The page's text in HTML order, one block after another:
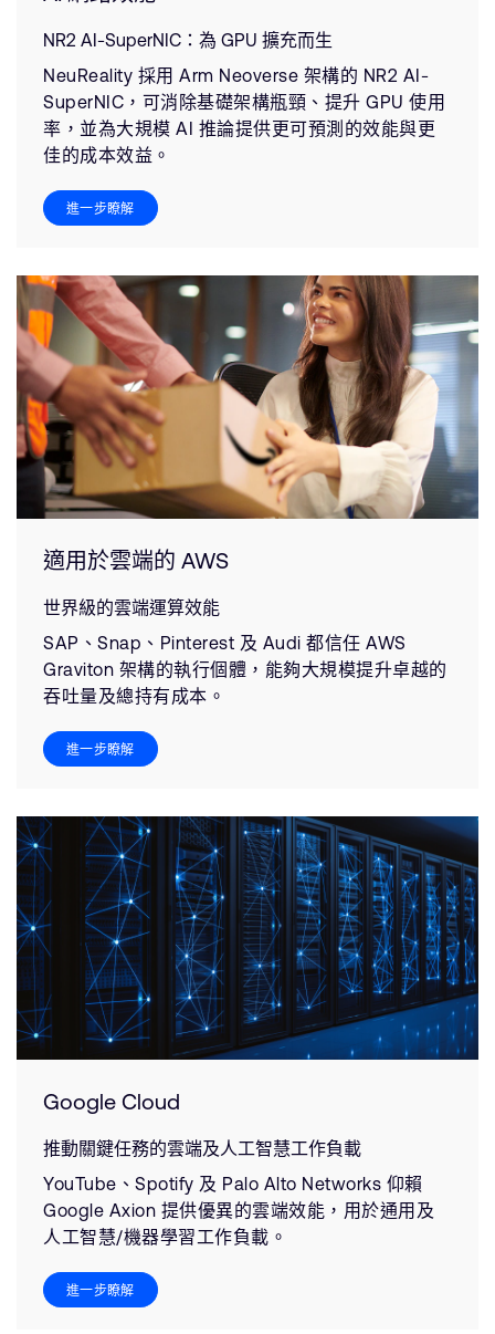
NR2 AI-SuperNIC：為 GPU 擴充而生
NeuReality 採用 Arm Neoverse 架構的 NR2 AI-
SuperNIC，可消除基礎架構瓶頸、提升 GPU 使用
率，並為大規模 AI 推論提供更可預測的效能與更
佳的成本效益。
進一步瞭解
適用於雲端的 AWS
世界級的雲端運算效能
SAP、Snap、Pinterest 及 Audi 都信任 AWS
Graviton 架構的執行個體，能夠大規模提升卓越的
吞吐量及總持有成本。
進一步瞭解
Google Cloud
推動關鍵任務的雲端及人工智慧工作負載
YouTube、Spotify 及 Palo Alto Networks 仰賴
Google Axion 提供優異的雲端效能，用於通用及
人工智慧/機器學習工作負載。
進一步瞭解